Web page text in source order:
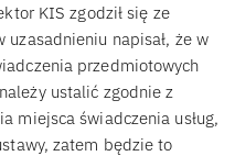
KIS zgodził się ze
napisał, że w
przedmiotowych
ustalić zgodnie z
miejsca świadczenia usług,
zatem będzie to